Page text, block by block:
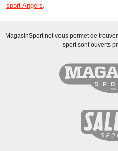
sport Angers.
MagasinSport.net vous permet de
sport sont ouverts